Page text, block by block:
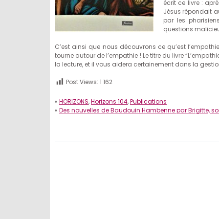
écrit ce livre :
Jésus répondait
par les
questions
C’est ainsi que nous découvrons ce qu’est
tourne autour de l’empathie ! Le titre du livre
la lecture, et il vous aidera certainement dans la
Post Views: 1 162
« HORIZONS,Horizons 104,Publications
« Des nouvelles de Baudouin Hambenne par Brigitte,